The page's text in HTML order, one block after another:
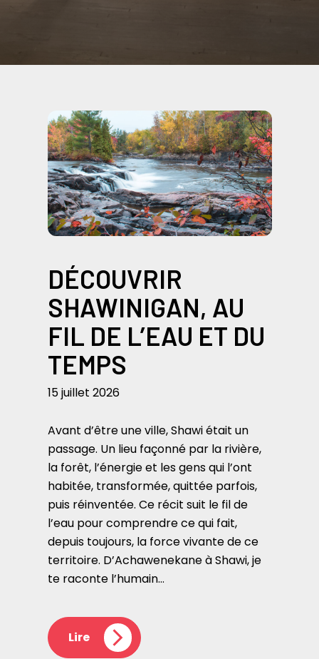
DÉCOUVRIR
SHAWINIGAN, AU
FIL DE L’EAU ET DU
TEMPS
15 juillet 2026
Avant d’être une ville, Shawi était un
passage. Un lieu façonné par la rivière,
la forêt, l’énergie et les gens qui l’ont
habitée, transformée, quittée parfois,
puis réinventée. Ce récit suit le fil de
l’eau pour comprendre ce qui fait,
depuis toujours, la force vivante de ce
territoire. D’Achawenekane à Shawi, je
te raconte l’humain…
Lire